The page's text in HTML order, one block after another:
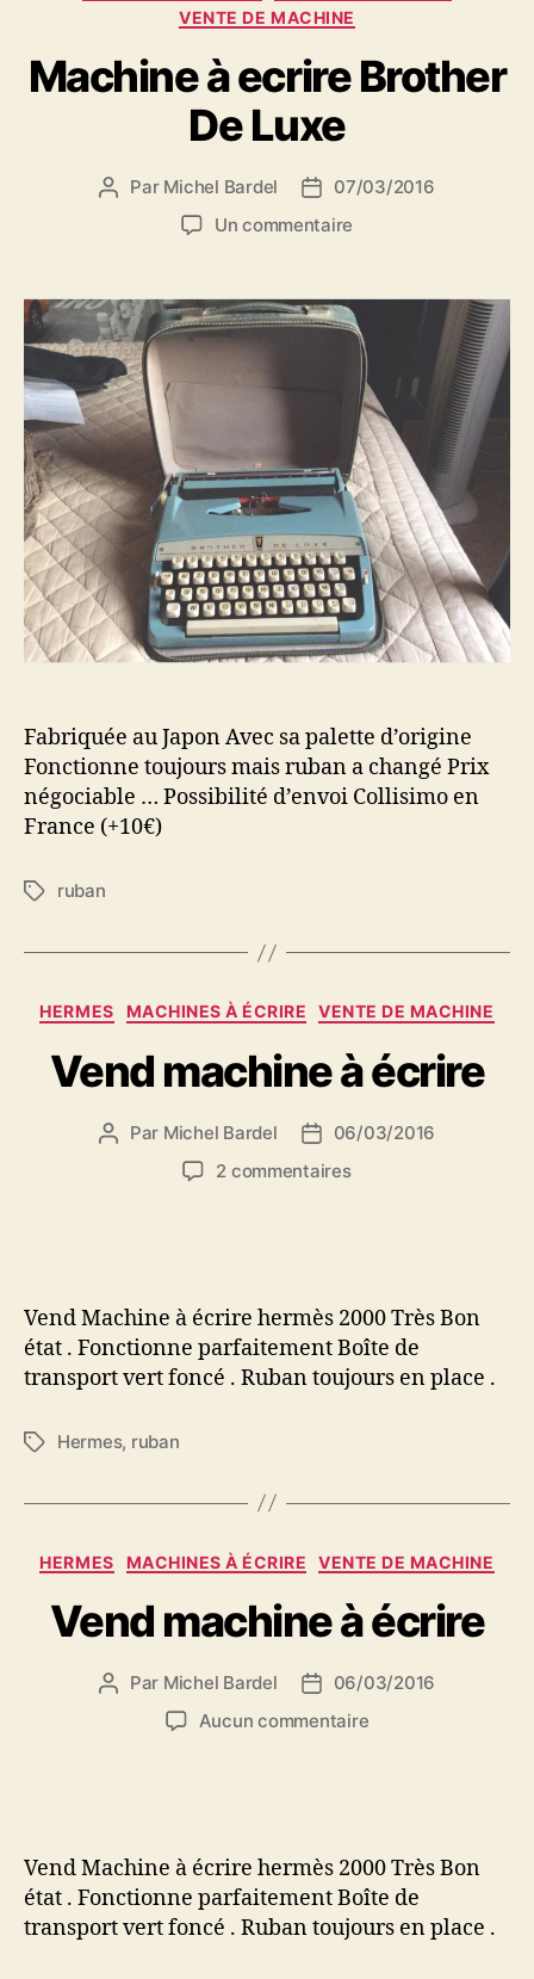
VENTE DE MACHINE
Machine à ecrire Brother
De Luxe
Auteur
Par Michel Bardel
Date
de
07/03/2016
Un commentaire
ecrire
Brother
De
Luxe
Fabriquée au Japon Avec sa palette d’origine
Fonctionne toujours mais ruban a changé Prix
négociable … Possibilité d’envoi Collisimo en
France (+10€)
Étiquettes
ruban
Catégories
HERMES MACHINES À ÉCRIRE VENTE DE MACHINE
Vend machine à écrire
Auteur
Par Michel Bardel
Date
de
06/03/2016
2 commentairessur
Vend Machine à écrire hermès 2000 Très Bon
état . Fonctionne parfaitement Boîte de
transport vert foncé . Ruban toujours en place .
Étiquettes
Hermes, ruban
Catégories
HERMES MACHINES À ÉCRIRE VENTE DE MACHINE
Vend machine à écrire
Auteur
Par Michel Bardel
Date06/03/2016
Aucun commentairesur
Vend Machine à écrire hermès 2000 Très Bon
état . Fonctionne parfaitement Boîte de
transport vert foncé . Ruban toujours en place .